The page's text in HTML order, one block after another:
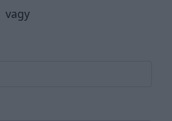
vagy